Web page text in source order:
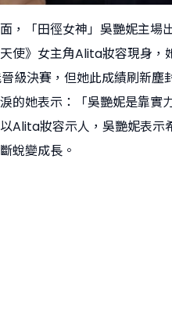
，「田徑女神」吳艷妮主場
使》女主角Alita妝容現身，
級決賽，但她此成績刷新塵
的她表示：「吳艷妮是靠實
Alita妝容示人，吳艷妮表示
蛻變成長。